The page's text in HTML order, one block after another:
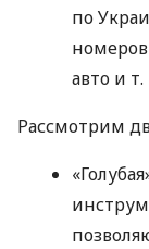
по
авто и т.
Рассмотрим